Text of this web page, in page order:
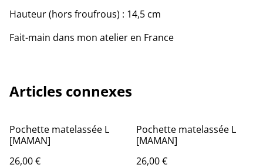
Hauteur (hors froufrous) : 14,5 cm
Fait-main dans mon atelier en France
Articles connexes
Pochette matelassée L
[MAMAN]
26,00 €
Pochette matelassée L
[MAMAN]
26,00 €